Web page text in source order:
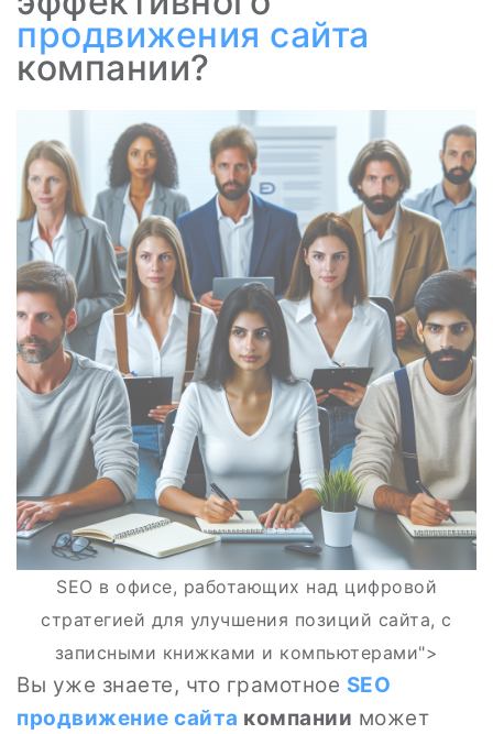
продвижения сайта
компании?
SEO в офисе, работающих над цифровой
стратегией для улучшения позиций сайта, с
записными книжками и компьютерами">
Вы уже знаете, что грамотное SEO
продвижение сайта компании может